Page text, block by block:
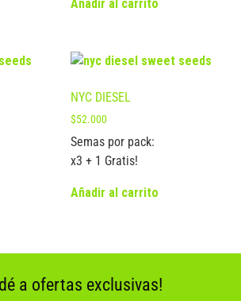
Añadir al carrito
NYC DIESEL
$52.000
Semas por pack:
x3 + 1 Gratis!
Añadir al carrito
a ofertas exclusivas!